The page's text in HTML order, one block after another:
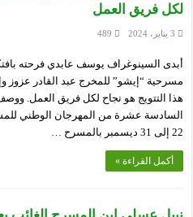
لكل فريق العمل
3 يناير، 2024 489
أبدى السينوغراف يوسف عابدي فرحته
مسرحية “إيشو” للمخرج عبد القادر عزوز
هذا التتويج هو نجاح لكل فريق العمل.
السادسة عشرة من المهرجان الوطني
22 إلى 31 ديسمبر بالمسرح …
أكمل القراءة »